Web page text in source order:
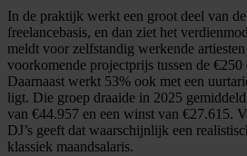
In de praktijk werkt een groot deel van
freelancebasis, en dan ziet het
meldt voor zelfstandig werkende
voorkomende projectprijs tussen de
Daarnaast werkt 53% ook met een
ligt. Die groep draaide in 2025
van €44.957 en een winst van €27.615.
DJ’s geeft dat waarschijnlijk een
klassiek maandsalaris.